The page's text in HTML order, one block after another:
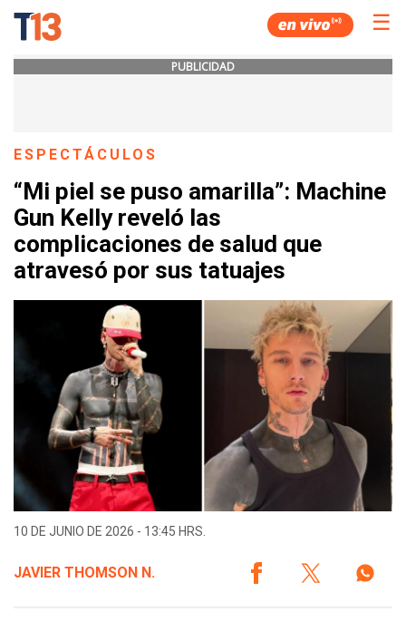
☰
PUBLICIDAD
ESPECTÁCULOS
“Mi piel se puso amarilla”: Machine
Gun Kelly reveló las
complicaciones de salud que
atravesó por sus tatuajes
10 DE JUNIO DE 2026 - 13:45 HRS.
JAVIER THOMSON N.